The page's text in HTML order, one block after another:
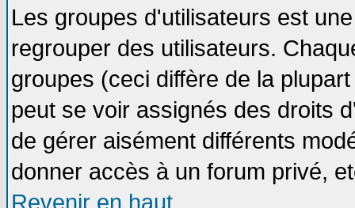
Les groupes d'utilisateurs est
regrouper des utilisateurs.
groupes (ceci diffère de la
peut se voir assignés des droits
de gérer aisément différents
donner accès à un forum privé,
Revenir en haut